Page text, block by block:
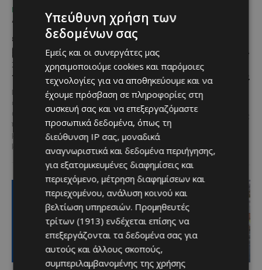
ΜΈΝΟΥΜΕ ΚΎΠΡΟ
Τα Λεύκαρα
ετοιμάζονται για μία
βραδιά γεμάτη street
food, μουσική και
καλοκαιρινή διάθεση
Μία από τις πιο γευστικές
εκδηλώσεις του καλοκαιριού
επιστρέφει στα Λεύκαρα,
προσκαλώντας μικρούς και
μεγάλους να απολαύσουν
μοναδικές...
Το 10ο Φεστιβάλ
Αγροτικού Πολιτισμού
επιστρέφει στον Πρωταρά
με μουσική,
παραδοσιακές γεύσεις και
πλούσιο πρόγραμμα
Η κυπριακή παράδοση δίνει ξανά
ραντεβού στον Πρωταρά, καθώς
το 10ο Φεστιβάλ Αγροτικού
Πολιτισμού θα πραγματοποιηθεί
στις 2...
Υπεύθυνη χρήση των
δεδομένων σας
Εμείς και οι συνεργάτες μας
χρησιμοποιούμε cookies και παρόμοιες
τεχνολογίες για να αποθηκεύουμε και να
έχουμε πρόσβαση σε πληροφορίες στη
συσκευή σας και να επεξεργαζόμαστε
προσωπικά δεδομένα, όπως τη
διεύθυνση IP σας, μοναδικά
αναγνωριστικά και δεδομένα περιήγησης,
για εξατομικευμένες διαφημίσεις και
περιεχόμενο, μέτρηση διαφημίσεων και
περιεχομένου, ανάλυση κοινού και
βελτίωση υπηρεσιών. Προμηθευτές
τρίτων (1913) ενδέχεται επίσης να
επεξεργάζονται τα δεδομένα σας για
αυτούς και άλλους σκοπούς,
συμπεριλαμβανομένης της χρήσης